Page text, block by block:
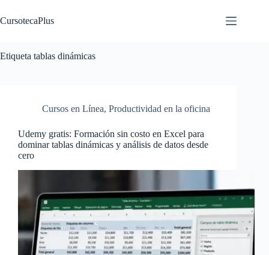
al
contenido
CursotecaPlus
Etiqueta tablas dinámicas
Cursos en Línea, Productividad en la oficina
Udemy gratis: Formación sin costo en Excel para
dominar tablas dinámicas y análisis de datos desde
cero